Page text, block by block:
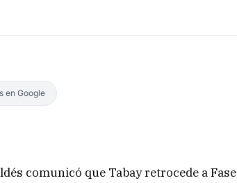
en Google
comunicó que Tabay retrocede a Fase